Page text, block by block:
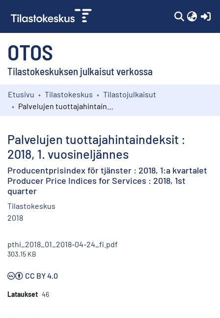
OTOS
Tilastokeskuksen julkaisut verkossa
Kokoelmat
Etusivu Tilastokeskus
Tilastojulkaisut
Palvelujen tuottajahintaindeksit :
2018, 1. vuosineljännes
Producentprisindex för tjänster : 2018, 1:a kvartalet
Producer Price Indices for Services : 2018, 1st
quarter
Tilastokeskus
2018
pthi_2018_01_2018-04-24_fi.pdf
303.15 KB
CC BY 4.0
Lataukset 46